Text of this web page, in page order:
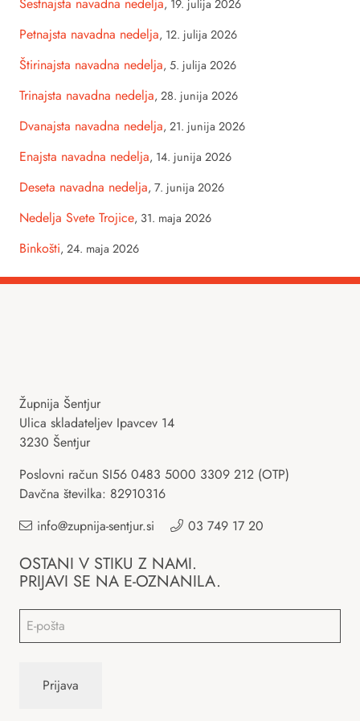
Šestnajsta navadna nedelja, 19. julija 2026
Petnajsta navadna nedelja, 12. julija 2026
Štirinajsta navadna nedelja, 5. julija 2026
Trinajsta navadna nedelja, 28. junija 2026
Dvanajsta navadna nedelja, 21. junija 2026
Enajsta navadna nedelja, 14. junija 2026
Deseta navadna nedelja, 7. junija 2026
Nedelja Svete Trojice, 31. maja 2026
Binkošti, 24. maja 2026
Župnija Šentjur
Ulica skladateljev Ipavcev 14
3230 Šentjur
Poslovni račun SI56 0483 5000 3309 212 (OTP)
Davčna številka: 82910316
info@zupnija-sentjur.si
03 749 17 20
OSTANI V STIKU Z NAMI.
PRIJAVI SE NA E-OZNANILA.
Email